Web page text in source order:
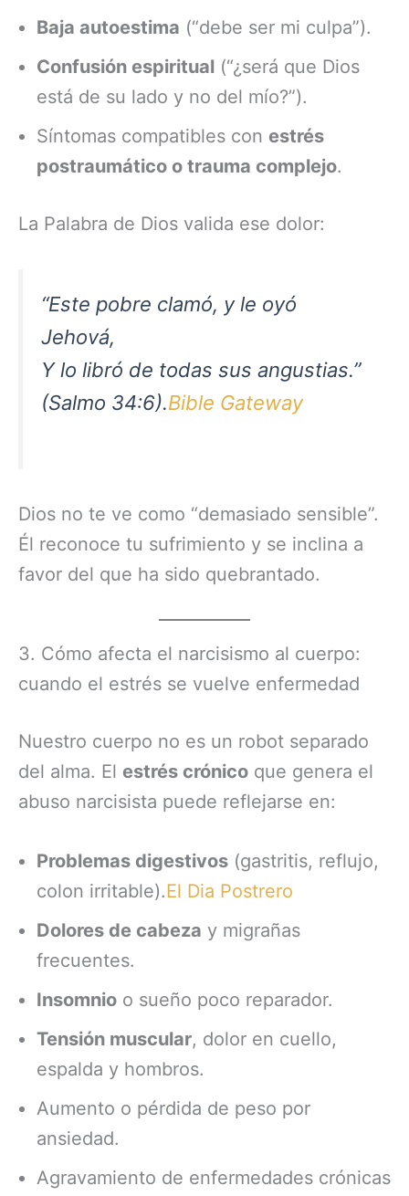
Baja autoestima (“debe ser mi culpa”).
Confusión espiritual (“¿será que Dios
está de su lado y no del mío?”).
Síntomas compatibles con estrés
postraumático o trauma complejo.
La Palabra de Dios valida ese dolor:
“Este pobre clamó, y le oyó
Jehová,
Y lo libró de todas sus angustias.”
(Salmo 34:6).Bible Gateway
Dios no te ve como “demasiado sensible”.
Él reconoce tu sufrimiento y se inclina a
favor del que ha sido quebrantado.
3. Cómo afecta el narcisismo al cuerpo:
cuando el estrés se vuelve enfermedad
Nuestro cuerpo no es un robot separado
del alma. El estrés crónico que genera el
abuso narcisista puede reflejarse en:
Problemas digestivos (gastritis, reflujo,
colon irritable).El Dia Postrero
Dolores de cabeza y migrañas
frecuentes.
Insomnio o sueño poco reparador.
Tensión muscular, dolor en cuello,
espalda y hombros.
Aumento o pérdida de peso por
ansiedad.
Agravamiento de enfermedades crónicas